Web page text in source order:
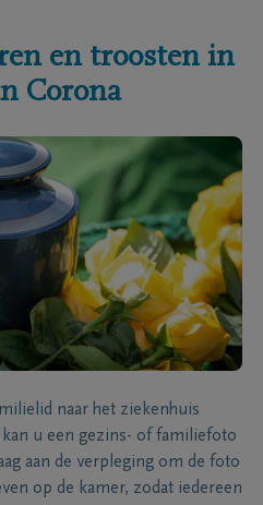
en troosten in
Corona
naar het ziekenhuis
u een gezins- of familiefoto
aan de verpleging om de foto
op de kamer, zodat iedereen